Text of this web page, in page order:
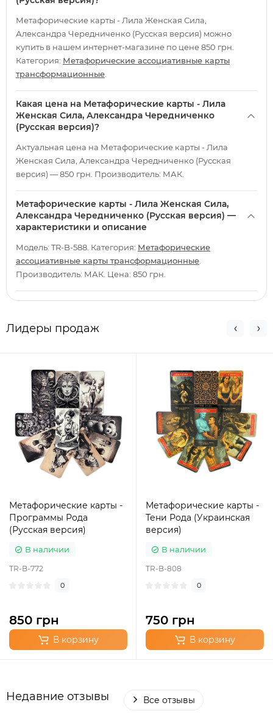
Метафорические карты - Лила Женская Сила,
Александра Чередниченко (Русская версия) можно
купить в нашем интернет-магазине по цене 850 грн.
Категория: Метафорические ассоциативные карты
трансформационные
Какая цена на Метафорические карты - Лила
Женская Сила, Александра Чередниченко
(Русская версия)?
Актуальная цена на Метафорические карты - Лила
Женская Сила, Александра Чередниченко (Русская
версия) — 850 грн. Производитель: МАК.
Метафорические карты - Лила Женская Сила,
Александра Чередниченко (Русская версия) —
характеристики и описание
Модель: TR-B-588. Категория: Метафорические
ассоциативные карты трансформационные
Производитель: МАК. Цена: 850 грн.
Лидеры продаж
Метафорические карты -
Программы Рода
(Русская версия)
В наличии
TR-B-772
0
850 грн
В корзину
Метафорические карты -
Тени Рода (Украинская
версия)
В наличии
TR-B-808
0
750 грн
В корзину
Недавние отзывы Все отзывы